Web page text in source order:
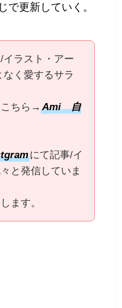
で更新していく。
イラスト・アー
なく愛するサラ
こちら→Ami 自
にて記事/イ
と発信していま
ます。